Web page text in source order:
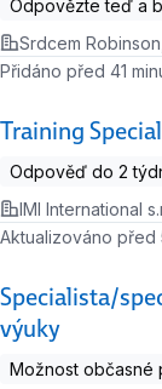
Odpovězte teď a
Srdcem
Training
Přidáno před 41
Odpověď do 2
IMI International
Specialista/
výuky
Aktualizováno před
Možnost občasné